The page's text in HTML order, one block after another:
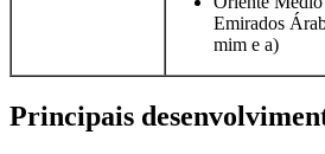
Emirados
mim e a)
Principais